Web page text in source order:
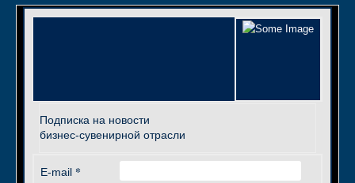
Подписка на новости
бизнес-сувенирной отрасли
E-mail *